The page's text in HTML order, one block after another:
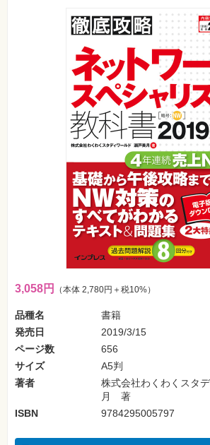
ビ
ネ
ス・
読
み
カ
ラ・
写
3,058円 （本体 2,780円＋税10%）
品種名
書籍
発売日
2019/3/15
ページ数
656
サイズ
A5判
著者
株式会社わくわくスタ
月 著
ISBN
9784295005797